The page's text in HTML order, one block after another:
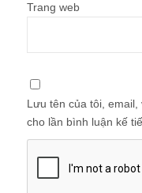
Trang web
Lưu tên của tôi,
cho lần bình luận kế